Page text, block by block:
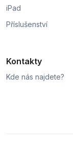
iPad
Příslušenství
Kontakty
Kde nás najdete?